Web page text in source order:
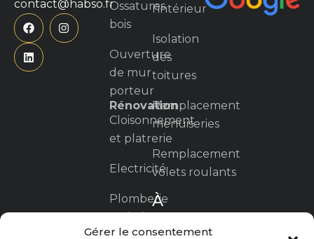
Gérer le consentement
contact@habso.frOssatures
bois
Ouverture
de mur
porteur
Rénovation
Cloisonnement
et platrerie
Electricité
Plomberie
sanitaire
l’intérieur
Isolation
des
toitures
Remplacement
menuiseries
Remplacement
volets roulants
À
propos